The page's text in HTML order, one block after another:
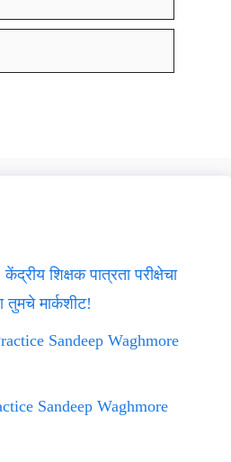
शिक्षक पात्रता परीक्षेचा
तुमचे मार्कशीट!
Sandeep Waghmore
Sandeep Waghmore